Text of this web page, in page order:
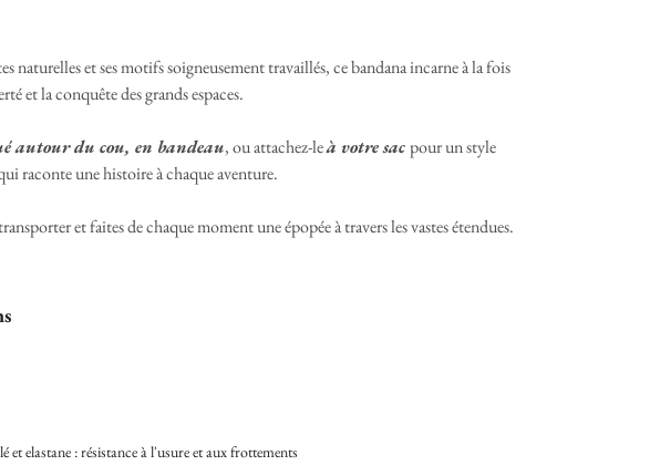
naturelles et ses motifs soigneusement travaillés, ce bandana incarne à la fois
et la conquête des grands espaces.
autour du cou, en bandeau, ou attachez-leà votre sacpour un style
raconte une histoire à chaque aventure.
et faites de chaque moment une épopée à travers les vastes étendues.
et elastane : résistance à l'usure et aux frottements